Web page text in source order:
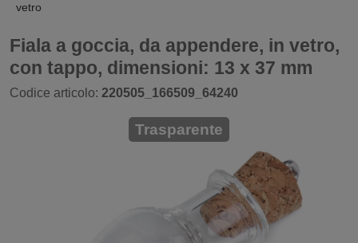
vetro
Fiala a goccia, da appendere, in vetro,
con tappo, dimensioni: 13 x 37 mm
Codice articolo: 220505_166509_64240
Trasparente